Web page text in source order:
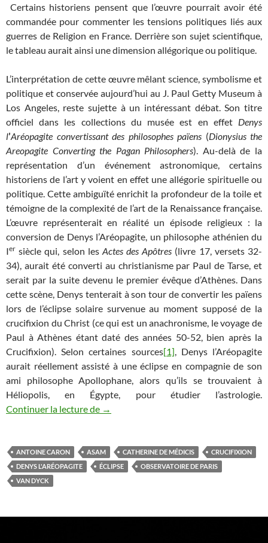
Certains historiens pensent que l’œuvre pourrait avoir été
commandée pour commenter les tensions politiques liés aux
guerres de Religion en France. Derrière son sujet scientifique,
le tableau aurait ainsi une dimension allégorique ou politique.
L’interprétation de cette œuvre mêlant science, symbolisme et
politique et conservée aujourd’hui au J. Paul Getty Museum à
Los Angeles, reste sujette à un intéressant débat. Son titre
officiel dans les collections du musée est en effet Denys
l’Aréopagite convertissant des philosophes païens (Dionysius the
Areopagite Converting the Pagan Philosophers). Au-delà de la
représentation d’un événement astronomique, certains
historiens de l’art y voient en effet une allégorie spirituelle ou
politique. Cette ambiguïté enrichit la profondeur de la toile et
témoigne de la complexité de l’art de la Renaissance française.
L’œuvre représenterait en réalité un épisode religieux : la
conversion de Denys l’Aréopagite, un philosophe athénien du
Ier siècle qui, selon les Actes des Apôtres (livre 17, versets 32-
34), aurait été converti au christianisme par Paul de Tarse, et
serait par la suite devenu le premier évêque d’Athènes. Dans
cette scène, Denys tenterait à son tour de convertir les païens
lors de l’éclipse solaire survenue au moment supposé de la
crucifixion du Christ (ce qui est un anachronisme, le voyage de
Paul à Athènes étant daté des années 50-52, bien après la
Crucifixion). Selon certaines sources[1] , Denys l’Aréopagite
aurait réellement assisté à une éclipse en compagnie de son
ami philosophe Apollophane, alors qu’ils se trouvaient à
Héliopolis, en Égypte, pour étudier l’astrologie.
Continuer la lecture de
Eclipse de Soleil ou Conversion des
→
ANTOINE CARON ASAM CATHERINE DE MÉDICIS
CRUCIFIXION
DENYS L'ARÉOPAGITE
ÉCLIPSE
OBSERVATOIRE DE PARIS
VAN DYCK